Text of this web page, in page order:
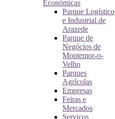
Económicas
Parque Logístico
e Industrial de
Arazede
Parque de
Negócios de
Montemor-o-
Velho
Parques
Agrícolas
Empresas
Feiras e
Mercados
Serviços